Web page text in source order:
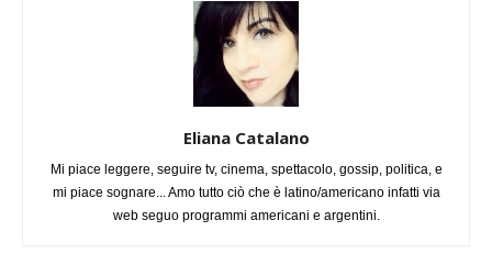
Eliana Catalano
Mi piace leggere, seguire tv, cinema, spettacolo, gossip, politica, e
mi piace sognare... Amo tutto ciò che è latino/americano infatti via
web seguo programmi americani e argentini.